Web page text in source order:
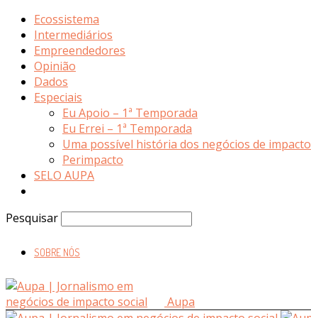
Ecossistema
Intermediários
Empreendedores
Opinião
Dados
Especiais
Eu Apoio – 1ª Temporada
Eu Errei – 1ª Temporada
Uma possível história dos negócios de impacto
Perimpacto
SELO AUPA
Pesquisar
SOBRE NÓS
Aupa